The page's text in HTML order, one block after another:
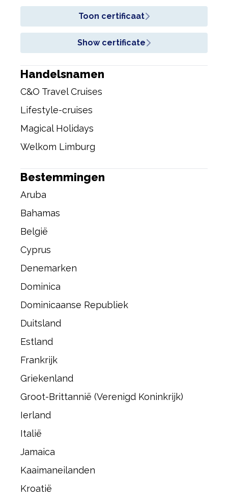
Toon certificaat
Show certificate
Handelsnamen
C&O Travel Cruises
Lifestyle-cruises
Magical Holidays
Welkom Limburg
Bestemmingen
Aruba
Bahamas
België
Cyprus
Denemarken
Dominica
Dominicaanse Republiek
Duitsland
Estland
Frankrijk
Griekenland
Groot-Brittannië (Verenigd Koninkrijk)
Ierland
Italië
Jamaica
Kaaimaneilanden
Kroatië